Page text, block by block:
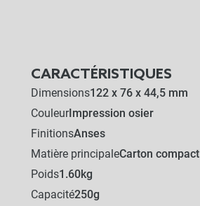
CARACTÉRISTIQUES
Dimensions122 x 76 x 44,5 mm
CouleurImpression osier
FinitionsAnses
Matière principaleCarton compact
Poids1.60kg
Capacité250g